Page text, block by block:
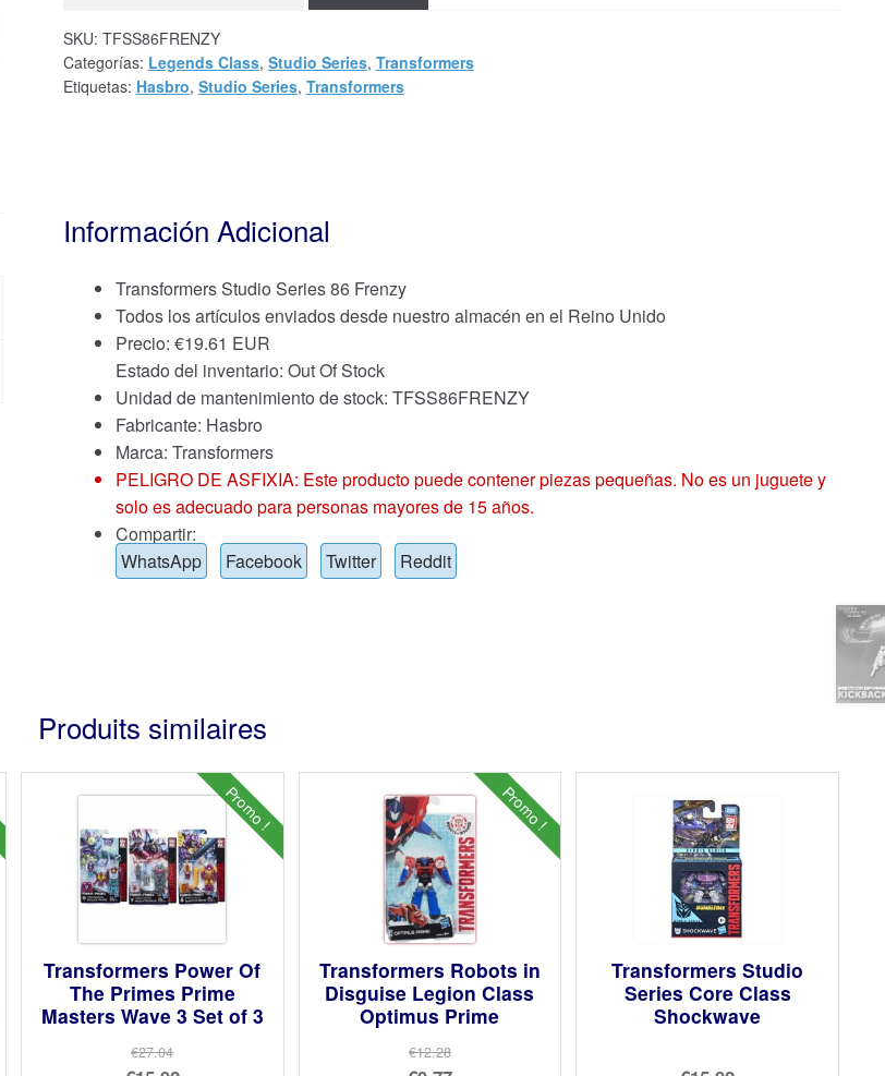
SKU: TFSS86FRENZY
Categorías: Legends Class, Studio Series, Transformers
Etiquetas: Hasbro, Studio Series, Transformers
Información Adicional
Transformers Studio Series 86 Frenzy
Todos los artículos enviados desde nuestro almacén en el Reino Unido
Precio: €19.61 EUR
Estado del inventario: Out Of Stock
Unidad de mantenimiento de stock: TFSS86FRENZY
Fabricante: Hasbro
Marca: Transformers
PELIGRO DE ASFIXIA: Este producto puede contener piezas pequeñas. No es un juguete y
solo es adecuado para personas mayores de 15 años.
Compartir:
WhatsApp
Facebook Twitter Reddit
Produits similaires
Promo !
Transformers Power Of
The Primes Prime
Masters Wave 3 Set of 3
€27.04
Promo !
Transformers Robots in
Disguise Legion Class
Optimus Prime
€12.28
Transformers Studio
Series Core Class
Shockwave